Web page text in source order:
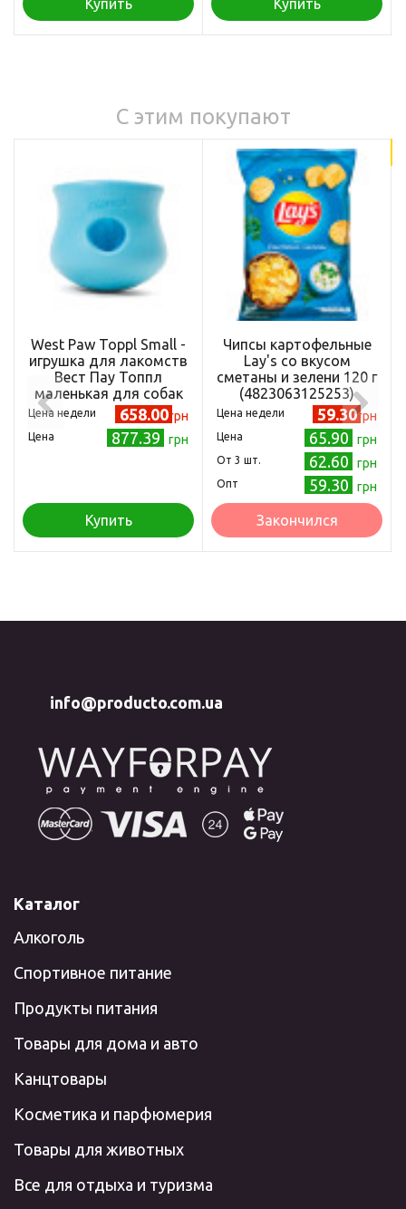
Купить Купить
С этим покупают
West Paw Toppl Small -
игрушка для лакомств
Вест Пау Топпл
маленькая для собак
голубая 8 см
Цена недели 658.00 грн
Цена 877.39 грн
Купить
Чипсы картофельные
Lay's со вкусом
сметаны и зелени 120 г
(4823063125253)
Цена недели 59.30грн
Цена 65.90 грн
Oт 3 шт. 62.60 грн
Опт 59.30 грн
Закончился
info@producto.com.ua
Каталог
Алкоголь
Спортивное питание
Продукты питания
Товары для дома и авто
Канцтовары
Косметика и парфюмерия
Товары для животных
Все для отдыха и туризма